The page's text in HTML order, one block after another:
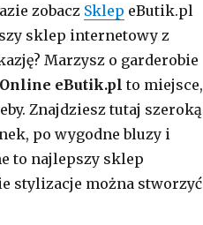
zobacz Sklep eButik.pl
sklep internetowy z
Marzysz o garderobie
eButik.pl to miejsce,
Znajdziesz tutaj szeroką
po wygodne bluzy i
to najlepszy sklep
stylizacje można stworzyć